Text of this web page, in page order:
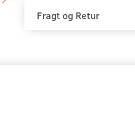
Fragt og Retur